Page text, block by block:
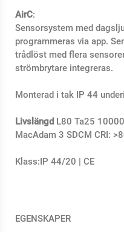
AirC:
Sensorsystem med
programmeras via app.
trådlöst med flera
strömbrytare integreras.
Monterad i tak IP 44
Livslängd L80 Ta25
MacAdam 3 SDCM CRI:
Klass:IP 44/20 | CE
EGENSKAPER